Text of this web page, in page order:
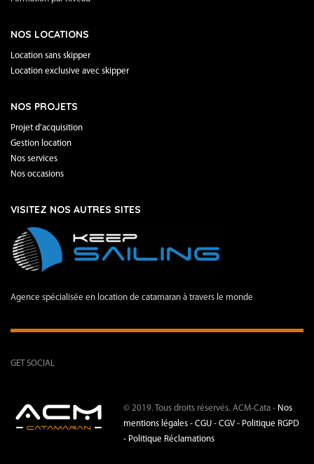
NOS LOCATIONS
Location sans skipper
Location exclusive avec skipper
NOS PROJETS
Projet d’acquisition
Gestion location
Nos services
Nos occasions
VISITEZ NOS AUTRES SITES
Agence spécialisée en location de catamaran à travers le monde
GET SOCIAL
© 2019. Tous droits réservés. ACM-Cata - Nos
mentions légales - CGU - CGV - Politique RGPD
- Politique Réclamations